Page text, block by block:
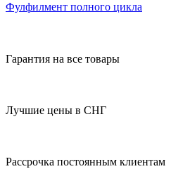
Фулфилмент полного цикла
Гарантия на все товары
Лучшие цены в СНГ
Рассрочка постоянным клиентам